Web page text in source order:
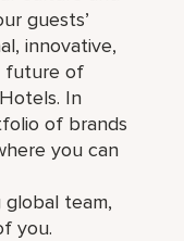
guests’
innovative,
future of
In
of brands
you can
global​ team,
you.